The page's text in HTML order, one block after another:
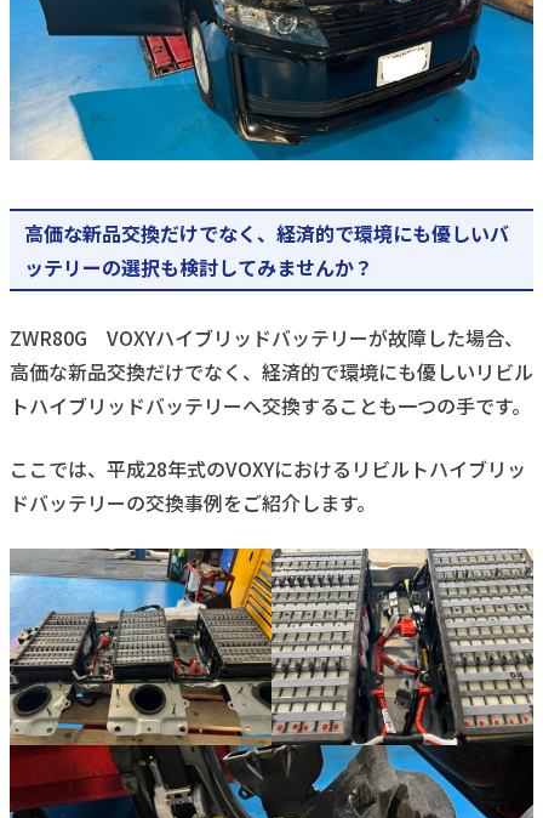
高価な新品交換だけでなく、経済的で環境にも優しいバ
ッテリーの選択も検討してみませんか？
ZWR80G VOXYハイブリッドバッテリーが故障した場合、
高価な新品交換だけでなく、経済的で環境にも優しいリビル
トハイブリッドバッテリーへ交換することも一つの手です。
ここでは、平成28年式のVOXYにおけるリビルトハイブリッ
ドバッテリーの交換事例をご紹介します。